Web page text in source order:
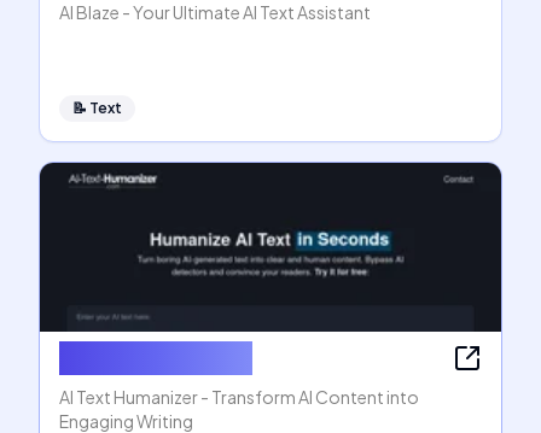
AI Blaze - Your Ultimate AI Text Assistant
📝 Text
AI Text Humanizer - Transform AI Content into
Engaging Writing